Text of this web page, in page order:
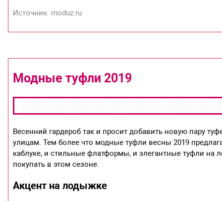
Источник: moduz.ru
Модные туфли 2019
Весенний гардероб так и просит добавить новую пару
улицам. Тем более что модные туфли весны 2019
каблуке, и стильные флатформы, и элегантные туфли на
покупать в этом сезоне.
Акцент на лодыжке